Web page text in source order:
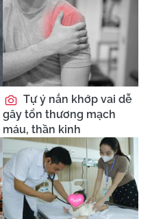
Tự ý nắn khớp vai dễ
gây tổn thương mạch
máu, thần kinh